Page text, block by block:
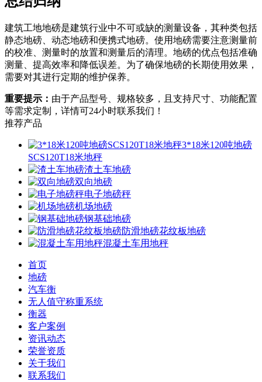
建筑工地地磅是建筑行业中不可或缺的测量设备，其种类包括
静态地磅、动态地磅和便携式地磅。使用地磅需要注意测量前
的校准、测量时的放置和测量后的清理。地磅的优点包括准确
测量、提高效率和降低误差。为了确保地磅的长期使用效果，
需要对其进行定期的维护保养。
重要提示： 由于产品型号、规格较多，且支持尺寸、功能配置
等需求定制，详情可24小时联系我们！
推荐产品
3*18米120吨地磅
SCS120T18米地秤
渣土车地磅
双向地磅
电子地磅秤
机场地磅
钢基础地磅
防滑地磅花纹板地磅
混凝土车用地秤
首页
地磅
汽车衡
无人值守称重系统
衡器
客户案例
资讯动态
荣誉资质
关于我们
联系我们